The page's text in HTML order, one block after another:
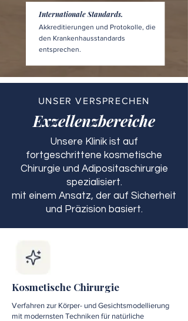
Internationale Standards.
Akkreditierungen und Protokolle, die
den Krankenhausstandards
entsprechen.
UNSER VERSPRECHEN
Exzellenzbereiche
Unsere Klinik ist auf
fortgeschrittene kosmetische
Chirurgie und Adipositaschirurgie
spezialisiert.
mit einem Ansatz, der auf Sicherheit
und Präzision basiert.
Kosmetische Chirurgie
Verfahren zur Körper- und Gesichtsmodellierung
mit modernsten Techniken für natürliche